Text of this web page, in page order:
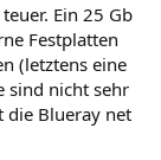
Ein 25 Gb
Festplatten
(letztens eine
sind nicht sehr
die Blueray net